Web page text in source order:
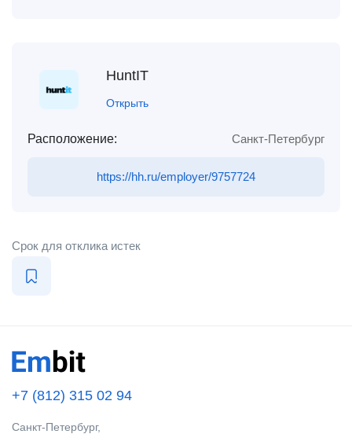
HuntIT
Открыть
Расположение: Санкт-Петербург
https://hh.ru/employer/9757724
Срок для отклика истек
+7 (812) 315 02 94
Санкт-Петербург,